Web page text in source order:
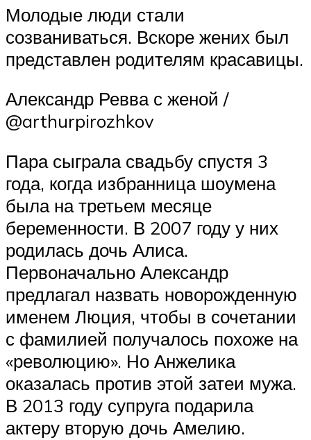
Молодые люди стали
созваниваться. Вскоре жених был
представлен родителям красавицы.
Александр Ревва с женой /
@arthurpirozhkov
Пара сыграла свадьбу спустя 3
года, когда избранница шоумена
была на третьем месяце
беременности. В 2007 году у них
родилась дочь Алиса.
Первоначально Александр
предлагал назвать новорожденную
именем Люция, чтобы в сочетании
с фамилией получалось похоже на
«революцию». Но Анжелика
оказалась против этой затеи мужа.
В 2013 году супруга подарила
актеру вторую дочь Амелию.